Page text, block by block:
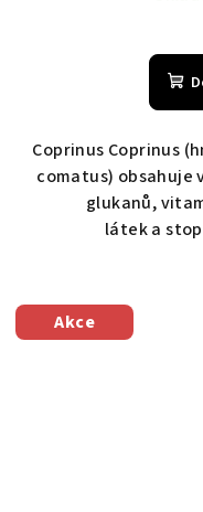
Coprinus Coprinus
comatus) obsahuje
glukanů,
látek a
Akce